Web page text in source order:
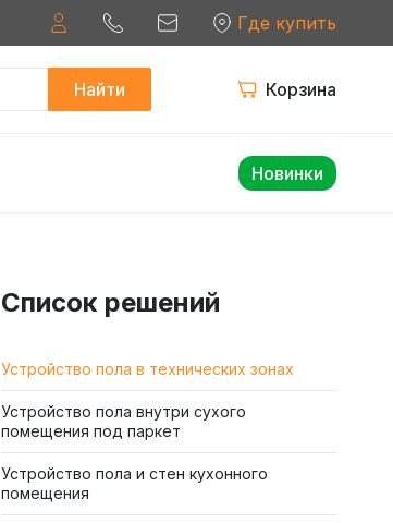
Где купить
Найти Корзина
Новинки
Список решений
Устройство пола в технических зонах
Устройство пола внутри сухого
помещения под паркет
Устройство пола и стен кухонного
помещения